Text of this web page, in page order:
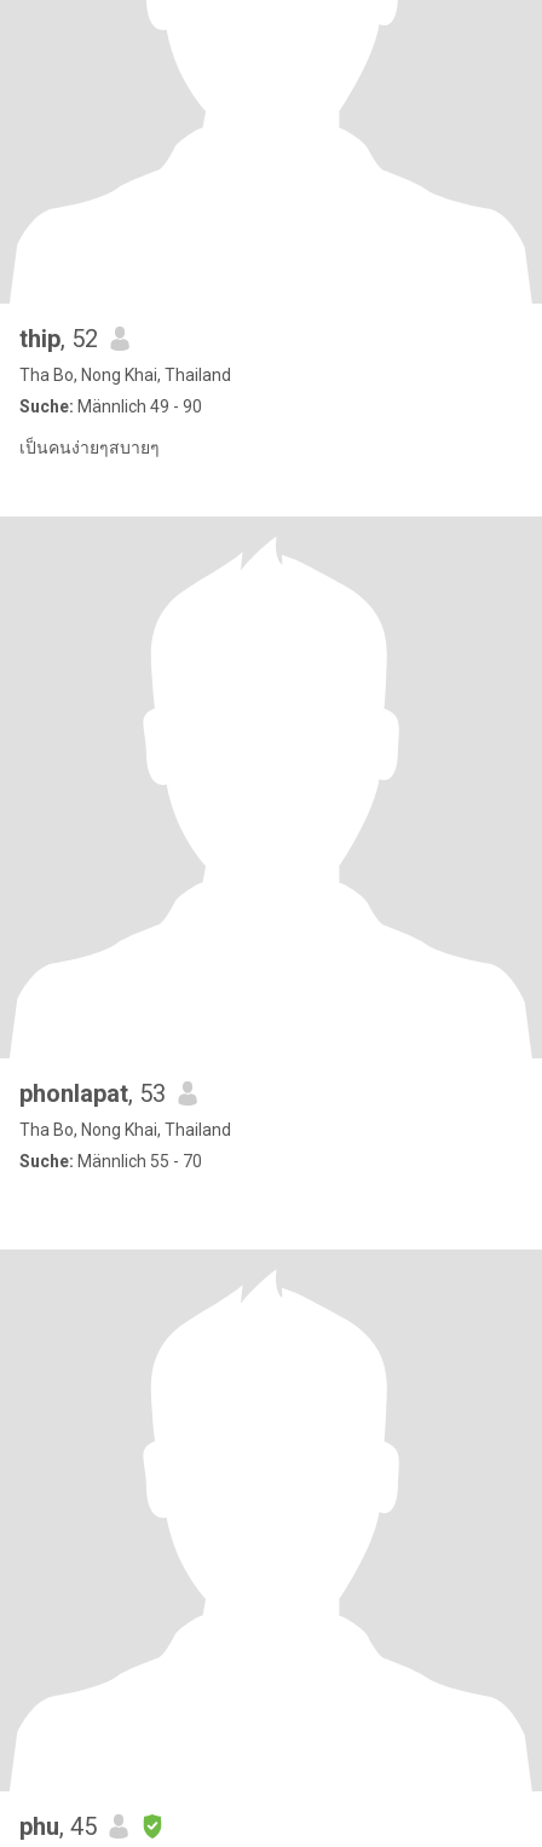
thip, 52
Tha Bo, Nong Khai, Thailand
Suche: Männlich 49 - 90
เป็นคนง่ายๆสบายๆ
phonlapat, 53
Tha Bo, Nong Khai, Thailand
Suche: Männlich 55 - 70
phu, 45